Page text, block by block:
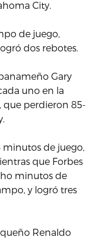
City.
de juego,
dos rebotes.
Gary
uno en la
que perdieron 85-
minutos de juego,
que Forbes
minutos de
y logró tres
Renaldo